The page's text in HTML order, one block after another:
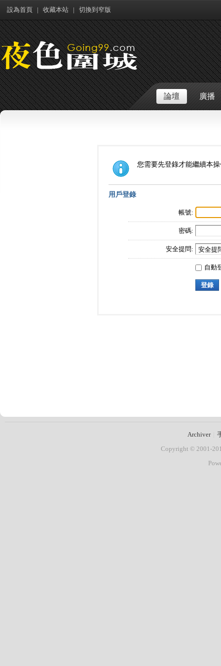
設為首頁 | 收藏本站 | 切換到窄版
論壇 廣播
您需要先登錄才能繼續本
用戶登錄
帳號:
密碼:
安全提問:
自動
登錄
Archiver
Copyright © 2001-